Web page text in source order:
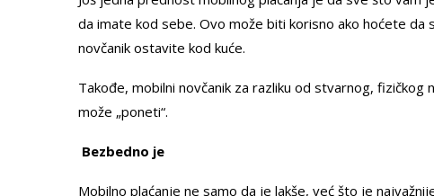
da imate kod sebe. Ovo može biti korisno ako hoćete
novčanik ostavite kod kuće.
Takođe, mobilni novčanik za razliku od stvarnog,
može „poneti“.
Bezbedno je
Mobilno plaćanje ne samo da je lakše, već što je